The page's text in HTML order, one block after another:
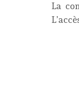
La